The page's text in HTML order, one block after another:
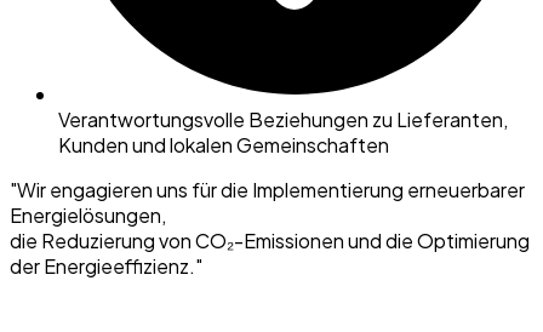
Verantwortungsvolle Beziehungen zu Lieferanten,
Kunden und lokalen Gemeinschaften
"Wir engagieren uns für die Implementierung erneuerbarer
Energielösungen,
die Reduzierung von CO₂-Emissionen und die Optimierung
der Energieeffizienz."